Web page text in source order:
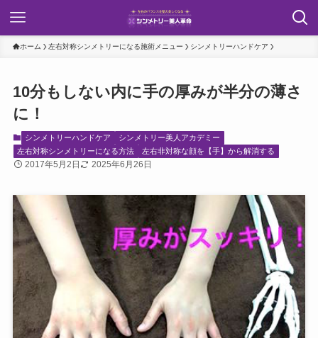
ホーム 左右対称シンメトリーになる施術メニュー シンメトリーハンドケア
10分もしない内に手の厚みが半分の薄さ
に！
シンメトリーハンドケア
シンメトリー美人アカデミー
左右対称シンメトリーになる方法
左右非対称な顔を【手】から解消する
2017年5月2日 2025年6月26日